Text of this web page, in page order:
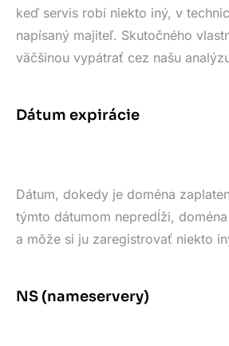
keď servis robí niekto iný, v
napísaný majiteľ. Skutočného
väčšinou vypátrať cez našu
Dátum expirácie
Dátum, dokedy je doména
týmto dátumom nepredĺži,
a môže si ju zaregistrovať niekto
NS (nameservery)